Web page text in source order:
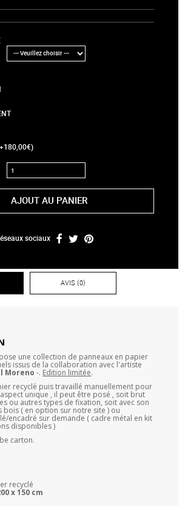
AJOUT AU PANIER
sociaux
AVIS (0)
une collection de panneaux en papier
issus de la collaboration avec l'artiste
Moreno -. Edition limitée.
recyclé puis travaillé manuellement pour
unique , il peut être posé , soit brut
ou autres types de fixation, soit avec son
bois ( en option sur notre site ) ou
encadré sur demande ( cadre métal en kit
disponibles )
carton.
recyclé
x 150 cm